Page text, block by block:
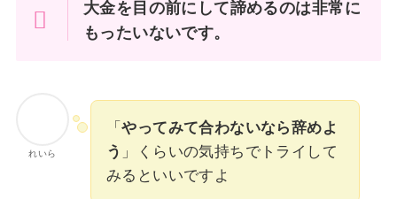
大金を目の前にして諦めるのは非常に
もったいないです。
れいら
「やってみて合わないなら辞めよ
う 」くらいの気持ちでトライして
みるといいですよ